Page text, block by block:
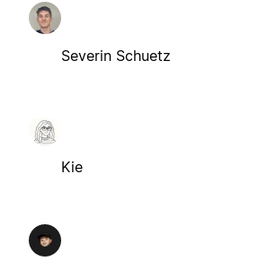
Severin Schuetz
Kie